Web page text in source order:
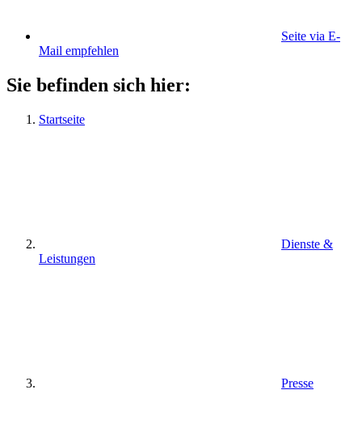
Seite via E-
Mail empfehlen
Sie befinden sich hier:
Startseite
Dienste &
Leistungen
Presse